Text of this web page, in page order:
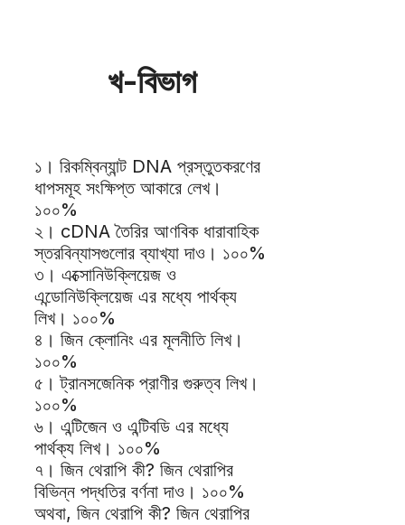
খ-বিভাগ
১। রিকম্বিন্যান্ট DNA প্রস্তুতকরণের
ধাপসমূহ সংক্ষিপ্ত আকারে লেখ।
১০০%
২। cDNA তৈরির আণবিক ধারাবাহিক
স্তরবিন্যাসগুলোর ব্যাখ্যা দাও। ১০০%
৩। এক্সোনিউক্লিয়েজ ও
এন্ডোনিউক্লিয়েজ এর মধ্যে পার্থক্য
লিখ। ১০০%
৪। জিন ক্লোনিং এর মূলনীতি লিখ।
১০০%
৫। ট্রানসজেনিক প্রাণীর গুরুত্ব লিখ।
১০০%
৬। এন্টিজেন ও এন্টিবডি এর মধ্যে
পার্থক্য লিখ। ১০০%
৭। জিন থেরাপি কী? জিন থেরাপির
বিভিন্ন পদ্ধতির বর্ণনা দাও। ১০০%
অথবা, জিন থেরাপি কী? জিন থেরাপির